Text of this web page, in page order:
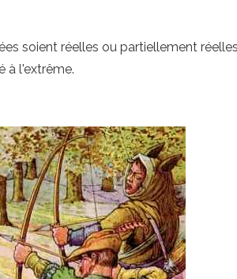
soient réelles ou partiellement
à l'extrême.